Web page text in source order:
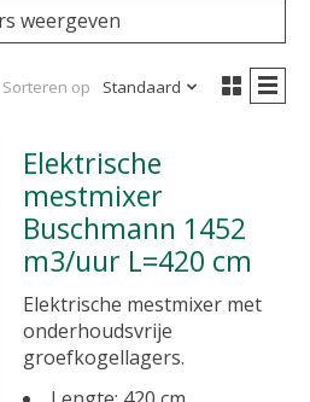
weergeven
Sorteren op Standaard
Elektrische
mestmixer
Buschmann 1452
m3/uur L=420 cm
Elektrische mestmixer met
onderhoudsvrije
groefkogellagers.